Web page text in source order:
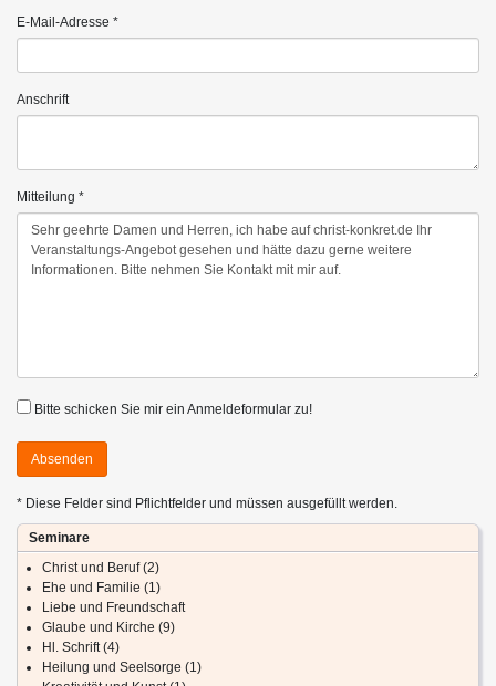
E-Mail-Adresse *
Anschrift
Mitteilung *
Bitte schicken Sie mir ein Anmeldeformular zu!
Absenden
* Diese Felder sind Pflichtfelder und müssen ausgefüllt werden.
Seminare
Christ und Beruf (2)
Ehe und Familie (1)
Liebe und Freundschaft
Glaube und Kirche (9)
Hl. Schrift (4)
Heilung und Seelsorge (1)